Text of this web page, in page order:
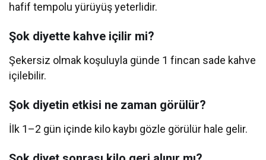
hafif tempolu yürüyüş yeterlidir.
Şok diyette kahve içilir mi?
Şekersiz olmak koşuluyla günde 1 fincan sade kahve
içilebilir.
Şok diyetin etkisi ne zaman görülür?
İlk 1–2 gün içinde kilo kaybı gözle görülür hale gelir.